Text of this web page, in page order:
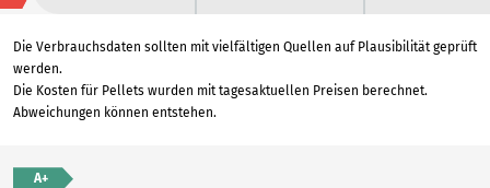
Die Verbrauchsdaten sollten mit vielfältigen Quellen auf Plausibilität geprüft
werden.
Die Kosten für Pellets wurden mit tagesaktuellen Preisen berechnet.
Abweichungen können entstehen.
A+